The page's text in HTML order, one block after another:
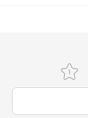
۵:۱۵ تا ۲۴
۵:۱۵ تا ۲۴